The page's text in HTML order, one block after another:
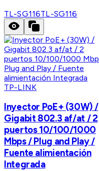
TL-SG116TL-SG116
TP-LINK
Inyector PoE+ (30W) /
Gigabit 802.3 af/at / 2
puertos 10/100/1000
Mbps / Plug and Play /
Fuente alimientación
Integrada